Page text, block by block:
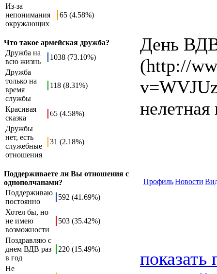
Из-за
непонимания
окружающих
65 (4.58%)
Что такое армейская дружба?
Дружба на
всю жизнь
1038 (73.10%)
Дружба
только на
время
службы
118 (8.31%)
Красивая
сказка
65 (4.58%)
Дружбы
нет, есть
служебные
отношения
31 (2.18%)
Поддерживаете ли Вы отношения с
однополчанами?
Поддерживаю
постоянно
592 (41.69%)
Хотел бы, но
не имею
возможности
503 (35.42%)
Поздравляю с
днем ВДВ раз
в год
220 (15.49%)
Не
День
(http://
ПрофильНовости